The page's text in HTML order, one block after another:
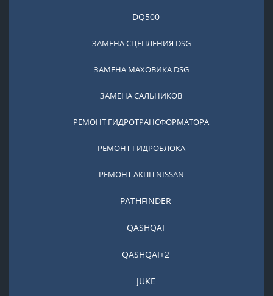
DQ500
ЗАМЕНА СЦЕПЛЕНИЯ DSG
ЗАМЕНА МАХОВИКА DSG
ЗАМЕНА САЛЬНИКОВ
РЕМОНТ ГИДРОТРАНСФОРМАТОРА
РЕМОНТ ГИДРОБЛОКА
РЕМОНТ АКПП NISSAN
PATHFINDER
QASHQAI
QASHQAI+2
JUKE